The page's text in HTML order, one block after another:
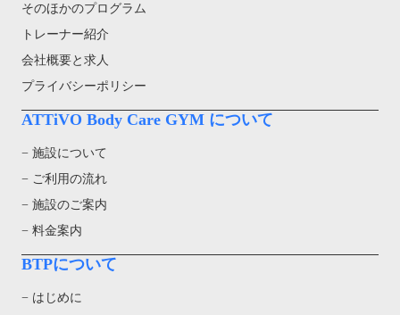
そのほかのプログラム
トレーナー紹介
会社概要と求人
プライバシーポリシー
ATTiVO Body Care GYM について
− 施設について
− ご利用の流れ
− 施設のご案内
− 料金案内
BTPについて
− はじめに